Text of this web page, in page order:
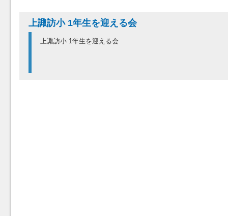
上諏訪小 1年生を迎える会
上諏訪小 1年生を迎える会